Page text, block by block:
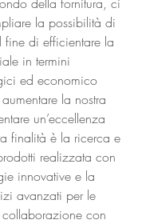
la possibilità di
fine di efficientare la
in termini
ed economico
la nostra
un’eccellenza
finalità è la ricerca e
realizzata con
innovative e la
avanzati per le
con